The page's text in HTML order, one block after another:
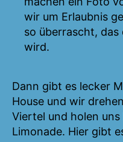
wir um Erlaubnis
so überrascht,
wird.
Dann gibt es lecker
House und wir
Viertel und holen
Limonade. Hier gibt